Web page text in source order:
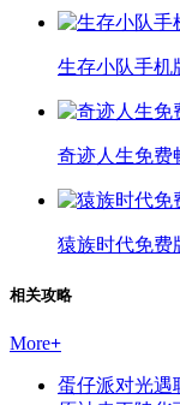
生存小队手机
奇迹人生免费
猿族时代免费
相关攻略
More+
蛋仔派对光遇